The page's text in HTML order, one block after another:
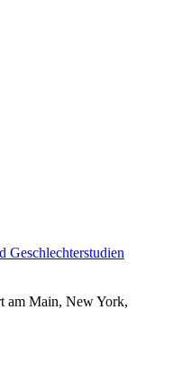
Geschlechterstudien
am Main, New York,